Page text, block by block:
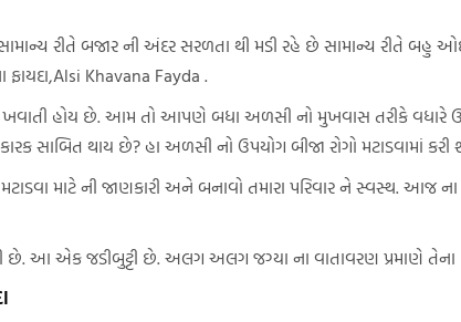
રીતે બજાર ની અંદર સરળતા થી મડી રહે છે સામાન્ય રીતે
Khavana Fayda .
હોય છે. આમ તો આપણે બધા અળસી નો મુખવાસ તરીકે વધારે
સાબિત થાય છે? હા અળસી નો ઉપયોગ બીજા રોગો મટાડવામાં
મટાડવા માટે ની જાણકારી અને બનાવો તમારા પરિવાર ને સ્વસ્થ.
છે. આ એક જડીબુટ્ટી છે. અલગ અલગ જગ્યા ના વાતાવરણ પ્રમાણે તેના